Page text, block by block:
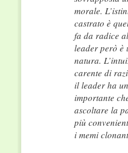
morale.
castrato è
fa da radice
leader però è
natura.
carente di
il leader ha
importante
ascoltare la
più
i memi